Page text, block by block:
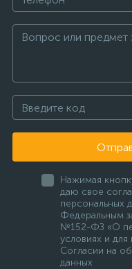
Нажимая
даю свое
персональных
Федеральным
№152-ФЗ «О
условиях и
Согласии на
данных